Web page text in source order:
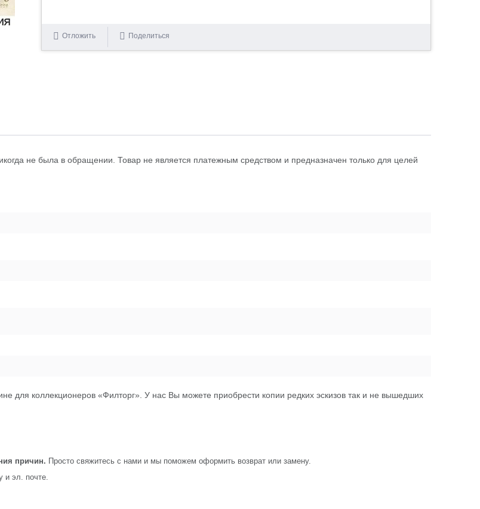
Отложить Поделиться
не была в обращении. Товар не является платежным средством и предназначен только для целей
для коллекционеров «Филторг». У нас Вы можете приобрести копии редких эскизов так и не вышедших
причин. Просто свяжитесь с нами и мы поможем оформить возврат или замену.
и эл. почте.